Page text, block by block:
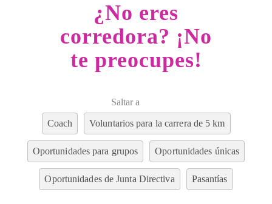
¿No eres
corredora? ¡No
te preocupes!
Saltar a
Coach Voluntarios para la carrera de 5 km
Oportunidades para grupos Oportunidades únicas
Oportunidades de Junta Directiva Pasantías